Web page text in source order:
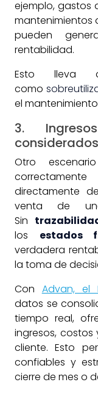
ejemplo, gastos
mantenimientos
pueden
rentabilidad.
Esto lleva a
como
el
3.
considerados
Otro
directamente
venta de
Sin
los estados
verdadera
la toma de
Con Advan, el
datos se
tiempo real,
ingresos,
cliente. Esto
confiables y
cierre de mes o